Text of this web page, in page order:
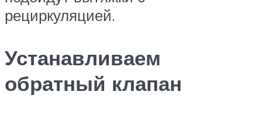
рециркуляцией.
Устанавливаем
обратный клапан